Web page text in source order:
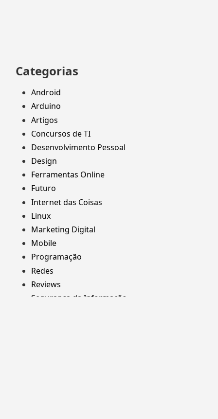
Categorias
Android
Arduino
Artigos
Concursos de TI
Desenvolvimento Pessoal
Design
Ferramentas Online
Futuro
Internet das Coisas
Linux
Marketing Digital
Mobile
Programação
Redes
Reviews
Segurança da Informação